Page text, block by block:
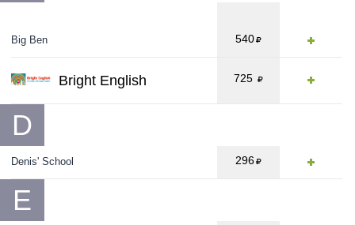
Big Ben 540
Bright English 725
D
Denis' School 296
E